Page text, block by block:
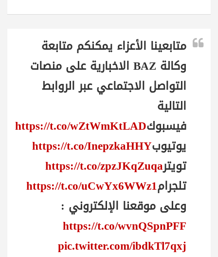
متابعينا الأعزاء يمكنكم متابعة
وكالة BAZ الاخبارية على منصات
التواصل الاجتماعي عبر الروابط
التالية
فيسبوكhttps://t.co/wZtWmKtLAD
يوتيوبhttps://t.co/InepzkaHHY
تويترhttps://t.co/zpzJKqZuqa
تلجرامhttps://t.co/uCwYx6WWz1
وعلى موقعنا الإلكتروني :
https://t.co/wvnQSpnPFF
pic.twitter.com/ibdkTl7qxj